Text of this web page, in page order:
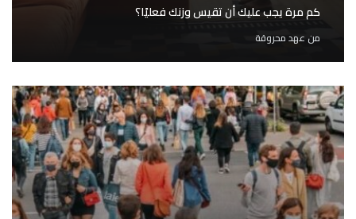
كم مرة يجب عليك أن تقيس وزنك فعليًا؟
من عهد محروقة